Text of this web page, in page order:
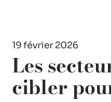
19 février 2026
Les
cibler